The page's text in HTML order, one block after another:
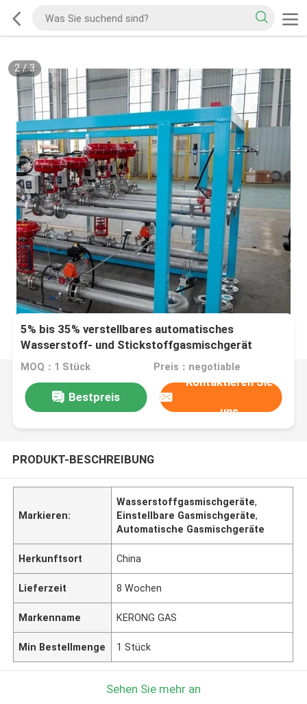
2/3
5% bis 35% verstellbares automatisches
Wasserstoff- und Stickstoffgasmischgerät
MOQ：1 Stück Preis：negotiable
Bestpreis
Kontaktieren Sie
uns
PRODUKT-BESCHREIBUNG
Markieren:
Wasserstoffgasmischgeräte,
Einstellbare Gasmischgeräte,
Automatische Gasmischgeräte
Herkunftsort China
Lieferzeit 8 Wochen
Markenname KERONG GAS
Min Bestellmenge 1 Stück
Sehen Sie mehr an